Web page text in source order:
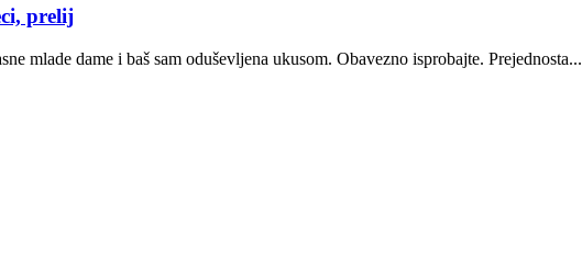
prelij
mlade dame i baš sam oduševljena ukusom. Obavezno isprobajte. Prejednosta...